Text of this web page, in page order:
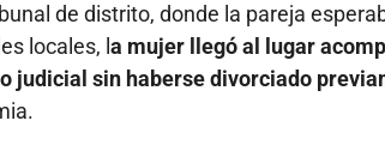
de distrito, donde la pareja
locales, l a mujer llegó al lugar
judicial sin haberse divorciado